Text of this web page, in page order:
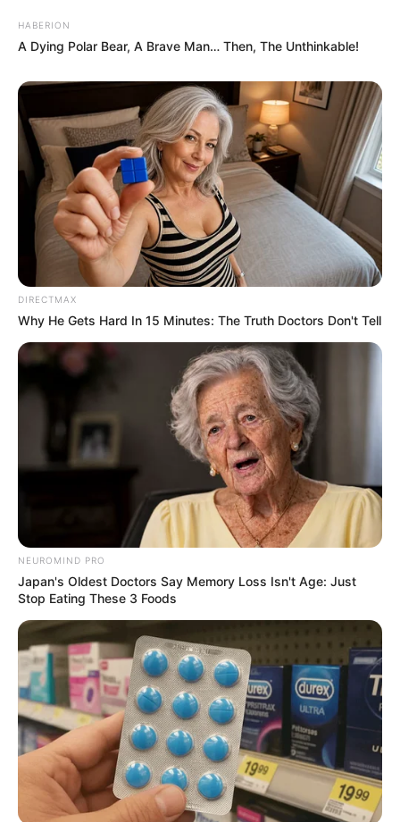
HABERION
A Dying Polar Bear, A Brave Man… Then, The Unthinkable!
DIRECTMAX
Why He Gets Hard In 15 Minutes: The Truth Doctors Don't Tell
NEUROMIND PRO
Japan's Oldest Doctors Say Memory Loss Isn't Age: Just
Stop Eating These 3 Foods